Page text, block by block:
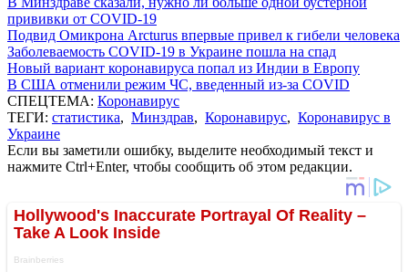
прививки от COVID-19
Подвид Омикрона Arcturus впервые привел к гибели человека
Заболеваемость COVID-19 в Украине пошла на спад
Новый вариант коронавируса попал из Индии в Европу
В США отменили режим ЧС, введенный из-за COVID
СПЕЦТЕМА: Коронавирус
ТЕГИ: статистика, Минздрав, Коронавирус, Коронавирус в
Украине
Если вы заметили ошибку, выделите необходимый текст и
нажмите Ctrl+Enter, чтобы сообщить об этом редакции.